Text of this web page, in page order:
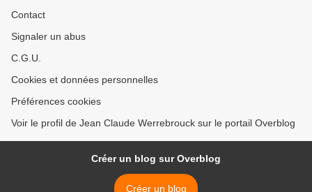
Contact
Signaler un abus
C.G.U.
Cookies et données personnelles
Préférences cookies
Voir le profil de Jean Claude Werrebrouck sur le portail Overblog
Créer un blog sur Overblog
Créer un blog